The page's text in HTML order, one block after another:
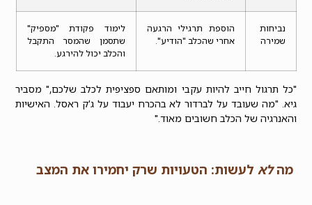
נביחות
שמירה
הוספת תרגילי הרגעה
אחרי שהכלב "הודיע".
לימוד פקודת "מספיק"
שתסמן שהמסר התקבל
והכלב יכול להירגע.
"כל תרגול חייב להיות עקבי ומותאם ספציפית לכלב שלכם," מסביר
גיא. "מה שעובד על לברדור לא בהכרח יעבוד על ג'ק ראסל. האישיות
והאנרגיה של הכלב חשובים מאוד."
מהלא לעשות: הטעויות שרק יחמירו את המצב